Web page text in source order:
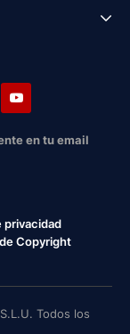
en tu email
privacidad
Copyright
Todos los